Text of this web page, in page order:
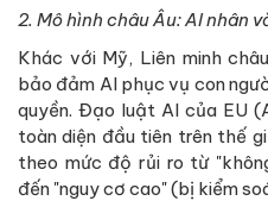
2. Mô hình châu Âu: AI nhân
Khác với Mỹ, Liên minh
bảo đảm AI phục vụ con
quyền. Đạo luật AI của EU
toàn diện đầu tiên trên thế
theo mức độ rủi ro từ
đến "nguy cơ cao" (bị kiểm